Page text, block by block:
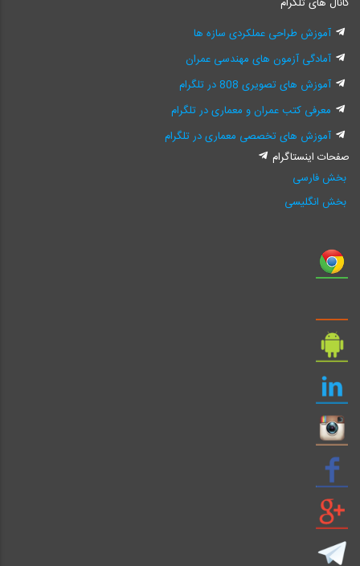
آموزش طراحی عملکردی سازه ها
آمادگی آزمون های مهندسی عمران
آموزش های تصویری 808 در تلگرام
معرفی کتب عمران و معماری در تلگرام
آموزش های تخصصی معماری در تلگرام
صفحات اینستاگرام
بخش فارسی
بخش انگلیسی